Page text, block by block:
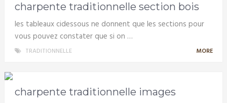
charpente traditionnelle section bois
les tableaux cidessous ne donnent que les sections pour
vous pouvez constater que si on …
TRADITIONNELLE MORE
charpente traditionnelle images